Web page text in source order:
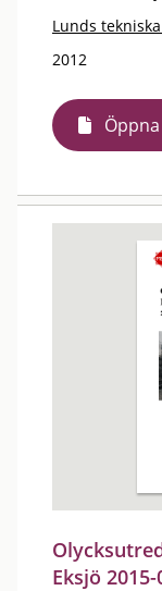
Lunds
2012
Eksjö 2015-